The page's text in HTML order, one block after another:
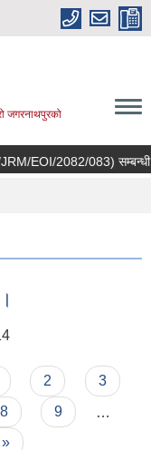
जगरनाथपुरको
EOI/2082/083) सम्बन्धी
2
3
8 9
»